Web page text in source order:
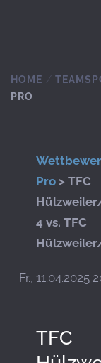
Zum
HOME
PRO
Pro > TFC
4 vs. TFC
Fr., 11.04.2025
TFC